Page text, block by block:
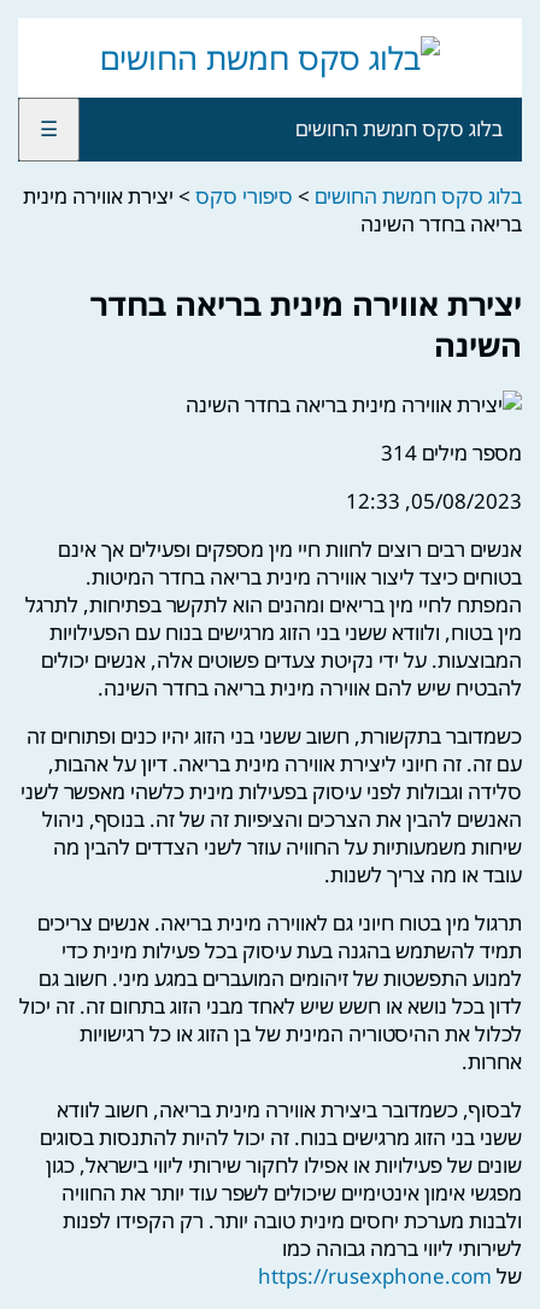
בלוג סקס חמשת החושים ☰
בלוג סקס חמשת החושים > סיפורי סקס > יצירת אווירה מינית
בריאה בחדר השינה
יצירת אווירה מינית בריאה בחדר
השינה
מספר מילים 314
05/08/2023, 12:33
אנשים רבים רוצים לחוות חיי מין מספקים ופעילים אך אינם
בטוחים כיצד ליצור אווירה מינית בריאה בחדר המיטות.
המפתח לחיי מין בריאים ומהנים הוא לתקשר בפתיחות, לתרגל
מין בטוח, ולוודא ששני בני הזוג מרגישים בנוח עם הפעילויות
המבוצעות. על ידי נקיטת צעדים פשוטים אלה, אנשים יכולים
להבטיח שיש להם אווירה מינית בריאה בחדר השינה.
כשמדובר בתקשורת, חשוב ששני בני הזוג יהיו כנים ופתוחים זה
עם זה. זה חיוני ליצירת אווירה מינית בריאה. דיון על אהבות,
סלידה וגבולות לפני עיסוק בפעילות מינית כלשהי מאפשר לשני
האנשים להבין את הצרכים והציפיות זה של זה. בנוסף, ניהול
שיחות משמעותיות על החוויה עוזר לשני הצדדים להבין מה
עובד או מה צריך לשנות.
תרגול מין בטוח חיוני גם לאווירה מינית בריאה. אנשים צריכים
תמיד להשתמש בהגנה בעת עיסוק בכל פעילות מינית כדי
למנוע התפשטות של זיהומים המועברים במגע מיני. חשוב גם
לדון בכל נושא או חשש שיש לאחד מבני הזוג בתחום זה. זה יכול
לכלול את ההיסטוריה המינית של בן הזוג או כל רגישויות
אחרות.
לבסוף, כשמדובר ביצירת אווירה מינית בריאה, חשוב לוודא
ששני בני הזוג מרגישים בנוח. זה יכול להיות להתנסות בסוגים
שונים של פעילויות או אפילו לחקור שירותי ליווי בישראל, כגון
מפגשי אימון אינטימיים שיכולים לשפר עוד יותר את החוויה
ולבנות מערכת יחסים מינית טובה יותר. רק הקפידו לפנות
לשירותי ליווי ברמה גבוהה כמו
של https://rusexphone.com